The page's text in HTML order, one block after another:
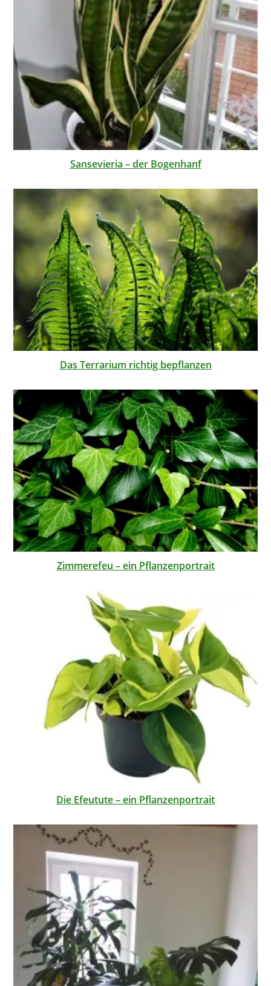
Sansevieria – der Bogenhanf
Das Terrarium richtig bepflanzen
Zimmerefeu – ein Pflanzenportrait
Die Efeutute – ein Pflanzenportrait